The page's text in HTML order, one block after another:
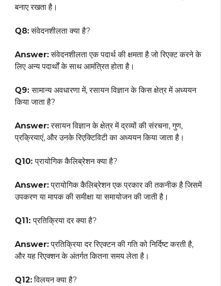
बनाए रखता है।
Q8:संवेदनशीलता क्या है?
Answer:संवेदनशीलता एक पदार्थ की क्षमता है जो रिएक्ट करने के
लिए अन्य पदार्थों के साथ आमंत्रित होता है।
Q9:सामान्य अवधारणा में, रसायन विज्ञान के किस क्षेत्र में अध्ययन
किया जाता है?
Answer:रसायन विज्ञान के क्षेत्र में द्रव्यों की संरचना, गुण,
प्रक्रियाएं, और उनके रिएक्टिविटी का अध्ययन किया जाता है।
Q10:प्रायोगिक कैलिब्रेशन क्या है?
Answer:प्रायोगिक कैलिब्रेशन एक प्रकार की तकनीक है जिसमें
उपकरण या मापक की समीक्षा या समायोजन की जाती है।
Q11:प्रतिक्रिया दर क्या है?
Answer:प्रतिक्रिया दर रिएक्टन की गति को निर्दिष्ट करती है,
और यह रिएक्शन के अंतर्गत कितना समय लेता है।
Q12:विलयन क्या है?